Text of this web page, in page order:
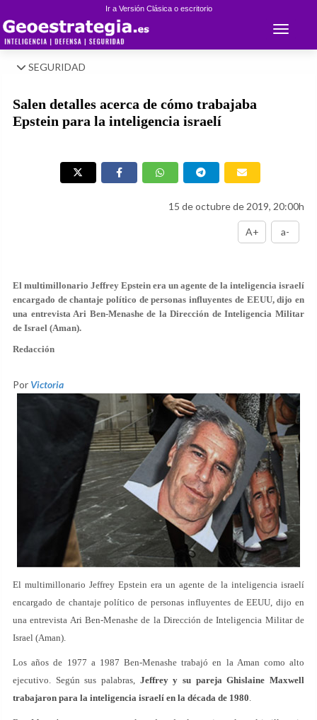
Ir a Versión Clásica o escritorio
Toggle
SEGURIDAD
Salen detalles acerca de cómo trabajaba
Epstein para la inteligencia israelí
15 de octubre de 2019, 20:00h
A+ a-
El multimillonario Jeffrey Epstein era un agente de la inteligencia israelí
encargado de chantaje político de personas influyentes de EEUU, dijo en
una entrevista Ari Ben-Menashe de la Dirección de Inteligencia Militar
de Israel (Aman).
Redacción
Por Victoria
El multimillonario Jeffrey Epstein era un agente de la inteligencia israelí
encargado de chantaje político de personas influyentes de EEUU, dijo en
una entrevista Ari Ben-Menashe de la Dirección de Inteligencia Militar de
Israel (Aman).
Los años de 1977 a 1987 Ben-Menashe trabajó en la Aman como alto
ejecutivo. Según sus palabras, Jeffrey y su pareja Ghislaine Maxwell
trabajaron para la inteligencia israelí en la década de 1980.